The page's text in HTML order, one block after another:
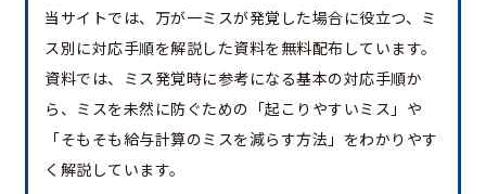
当サイトでは、万が一ミスが発覚した場合に役立つ、ミ
ス別に対応手順を解説した資料を無料配布しています。
資料では、ミス発覚時に参考になる基本の対応手順か
ら、ミスを未然に防ぐための「起こりやすいミス」や
「そもそも給与計算のミスを減らす方法」をわかりやす
く解説しています。